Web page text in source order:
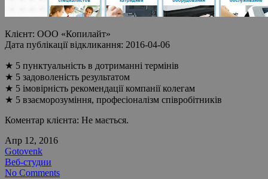
Клієнт: ООО «Копилайт»
Дата публікації відкликання: 2016-04-06
★ 5 пунктуальність в дотриманні термінів
★ 5 задоволеність результатом
★ 5 імовірність рекомендації компанії колегам
★ 5 взаєморозуміння, професіоналізм співробітників
Коментар клієнта: Не мається.
Апр 12, 2016
Gotovenk
Веб-студии
No Comments